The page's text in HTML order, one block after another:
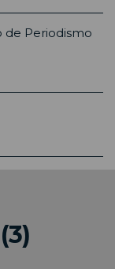
de Periodismo